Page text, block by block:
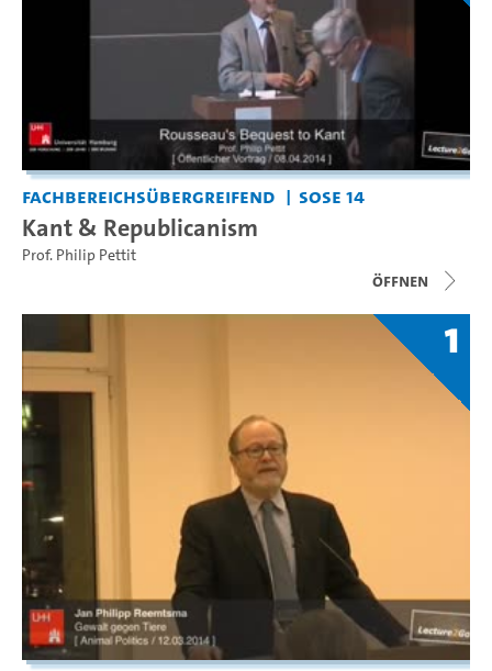
Fachbereichsübergreifend SoSe 14
Kant & Republicanism
Prof. Philip Pettit
Öffnen
1